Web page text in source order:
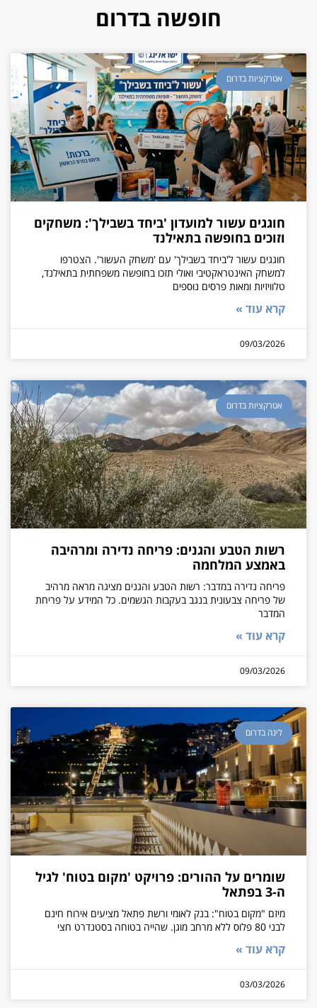
חופשה בדרום
אטרקציות בדרום
חוגגים עשור למועדון 'ביחד בשבילך': משחקים
וזוכים בחופשה בתאילנד
חוגגים עשור ל'ביחד בשבילך' עם 'משחק העשור'. הצטרפו
למשחק האינטראקטיבי ואולי תזכו בחופשה משפחתית בתאילנד,
טלוויזיות ומאות פרסים נוספים
קרא עוד »
09/03/2026
אטרקציות בדרום
רשות הטבע והגנים: פריחה נדירה ומרהיבה
באמצע המלחמה
פריחה נדירה במדבר: רשות הטבע והגנים מציגה מראה מרהיב
של פריחה צבעונית בנגב בעקבות הגשמים. כל המידע על פריחת
המדבר
קרא עוד »
09/03/2026
לינה בדרום
שומרים על ההורים: פרויקט 'מקום בטוח' לגיל
ה-3 בפתאל
מיזם "מקום בטוח": בנק לאומי ורשת פתאל מציעים אירוח חינם
לבני 80 פלוס ללא מרחב מוגן. שהייה בטוחה בסטנדרט חצי
קרא עוד »
03/03/2026